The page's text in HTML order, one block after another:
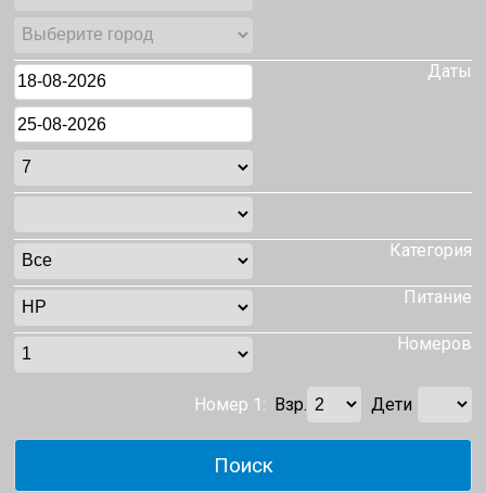
Даты
Категория
Питание
Номеров
Номер 1: Взр. Дети